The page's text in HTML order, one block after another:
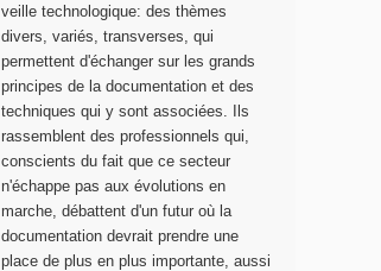
veille technologique: des thèmes
divers, variés, transverses, qui
permettent d'échanger sur les grands
principes de la documentation et des
techniques qui y sont associées. Ils
rassemblent des professionnels qui,
conscients du fait que ce secteur
n'échappe pas aux évolutions en
marche, débattent d'un futur où la
documentation devrait prendre une
place de plus en plus importante, aussi